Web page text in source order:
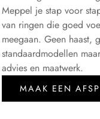
Meppel je stap voor
van ringen die goed
meegaan. Geen haast,
standaardmodellen
advies en maatwerk.
MAAK EEN